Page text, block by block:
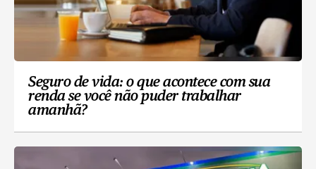
Seguro de vida: o que acontece com sua
renda se você não puder trabalhar
amanhã?